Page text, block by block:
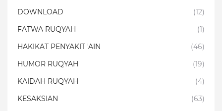
DOWNLOAD
(12)
FATWA RUQYAH
(1)
HAKIKAT PENYAKIT 'AIN
(46)
HUMOR RUQYAH
(19)
KAIDAH RUQYAH
(4)
KESAKSIAN
(63)